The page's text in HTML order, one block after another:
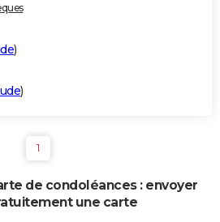
)
)
1
de condoléances : envoyer
une carte